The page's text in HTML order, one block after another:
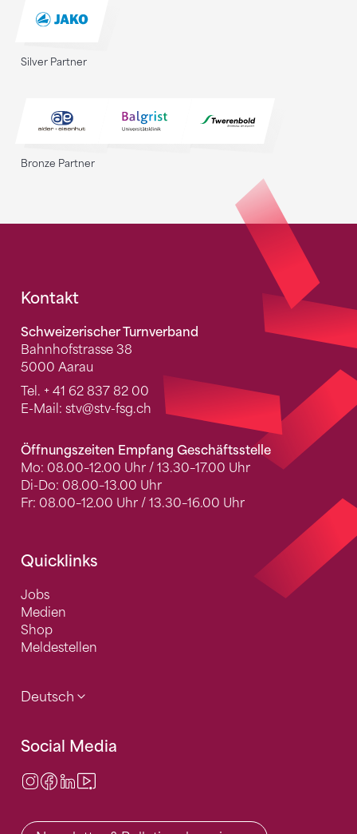
Silver Partner
Bronze Partner
Fusszeile
Kontakt
Schweizerischer Turnverband
Bahnhofstrasse 38
5000 Aarau
Tel. + 41 62 837 82 00
E-Mail: stv@stv-fsg.ch
Öffnungszeiten Empfang Geschäftsstelle
Mo: 08.00–12.00 Uhr / 13.30–17.00 Uhr
Di-Do: 08.00–13.00 Uhr
Fr: 08.00–12.00 Uhr / 13.30–16.00 Uhr
Quicklinks
Jobs
Medien
Shop
Meldestellen
Deutsch
Social Media
Instagram
Facebook
LinkedIn